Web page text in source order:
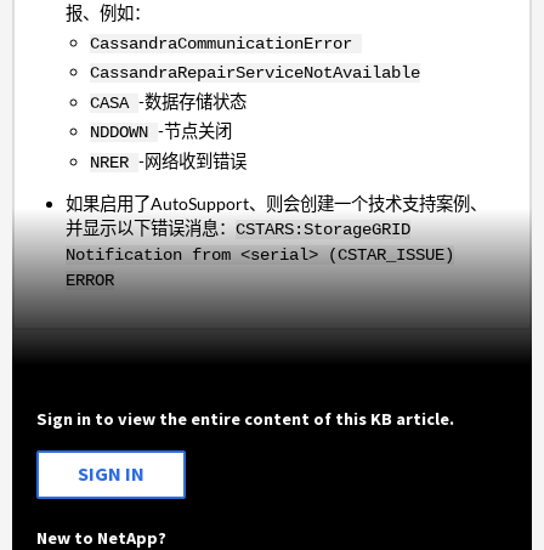
报、例如：
CassandraCommunicationError
CassandraRepairServiceNotAvailable
CASA-数据存储状态
NDDOWN-节点关闭
NRER -网络收到错误
如果启用了AutoSupport、则会创建一个技术支持案例、
并显示以下错误消息：CSTARS:StorageGRID
Notification from <serial> (CSTAR_ISSUE)
ERROR
Sign in to view the entire content of this KB article.
SIGN IN
New to NetApp?